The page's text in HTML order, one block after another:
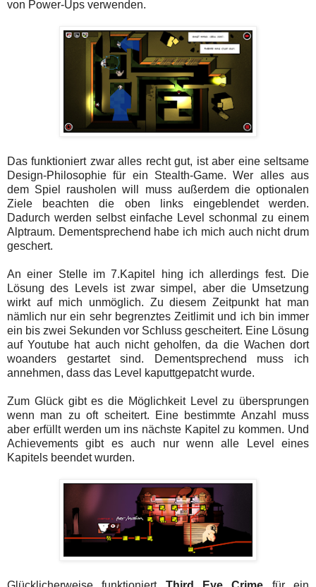
von Power-Ups verwenden.
Das funktioniert zwar alles recht gut, ist aber eine seltsame
Design-Philosophie für ein Stealth-Game. Wer alles aus
dem Spiel rausholen will muss außerdem die optionalen
Ziele beachten die oben links eingeblendet werden.
Dadurch werden selbst einfache Level schonmal zu einem
Alptraum. Dementsprechend habe ich mich auch nicht drum
geschert.
An einer Stelle im 7.Kapitel hing ich allerdings fest. Die
Lösung des Levels ist zwar simpel, aber die Umsetzung
wirkt auf mich unmöglich. Zu diesem Zeitpunkt hat man
nämlich nur ein sehr begrenztes Zeitlimit und ich bin immer
ein bis zwei Sekunden vor Schluss gescheitert. Eine Lösung
auf Youtube hat auch nicht geholfen, da die Wachen dort
woanders gestartet sind. Dementsprechend muss ich
annehmen, dass das Level kaputtgepatcht wurde.
Zum Glück gibt es die Möglichkeit Level zu übersprungen
wenn man zu oft scheitert. Eine bestimmte Anzahl muss
aber erfüllt werden um ins nächste Kapitel zu kommen. Und
Achievements gibt es auch nur wenn alle Level eines
Kapitels beendet wurden.